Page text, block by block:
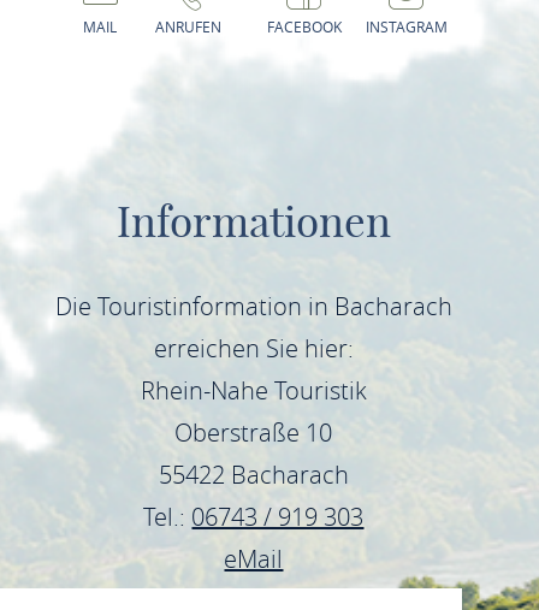
MAIL ANRUFEN FACEBOOK INSTAGRAM
Informationen
Die Touristinformation in Bacharach
erreichen Sie hier:
Rhein-Nahe Touristik
Oberstraße 10
55422 Bacharach
Tel.: 06743 / 919 303
eMail